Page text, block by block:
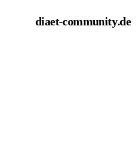
diaet-community.de